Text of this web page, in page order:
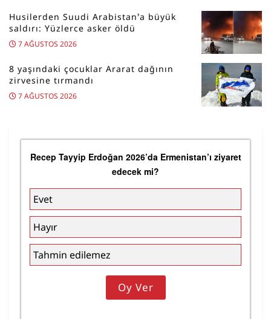
Husilerden Suudi Arabistan’a büyük
saldırı: Yüzlerce asker öldü
7 AĞUSTOS 2026
8 yaşındaki çocuklar Ararat dağının
zirvesine tırmandı
7 AĞUSTOS 2026
Recep Tayyip Erdoğan 2026’da Ermenistan’ı ziyaret
edecek mi?
Evet
Hayır
Tahmin edilemez